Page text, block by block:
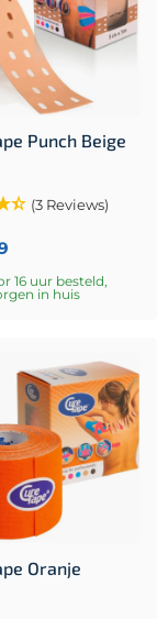
Punch Beige
(3 Reviews)
16 uur besteld,
in huis
Oranje